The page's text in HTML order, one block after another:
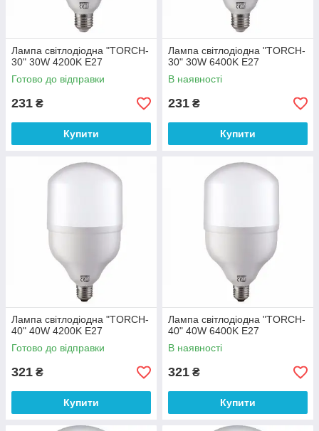
Лампа світлодіодна "TORCH-
30" 30W 4200K E27
Готово до відправки
231 ₴
Купити
Лампа світлодіодна "TORCH-
30" 30W 6400K E27
В наявності
231 ₴
Купити
Лампа світлодіодна "TORCH-
40" 40W 4200K E27
Готово до відправки
321 ₴
Купити
Лампа світлодіодна "TORCH-
40" 40W 6400K E27
В наявності
321 ₴
Купити